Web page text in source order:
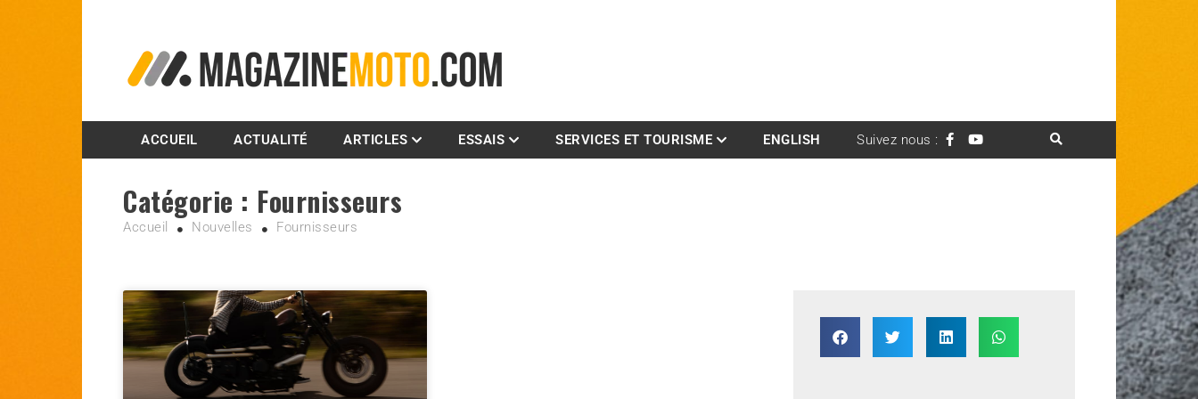
MagazineMoto.com
ACCUEIL ACTUALITÉ ARTICLES ESSAIS SERVICES ET TOURISME ENGLISH Suivez nous :
Catégorie : Fournisseurs
Accueil Nouvelles Fournisseurs